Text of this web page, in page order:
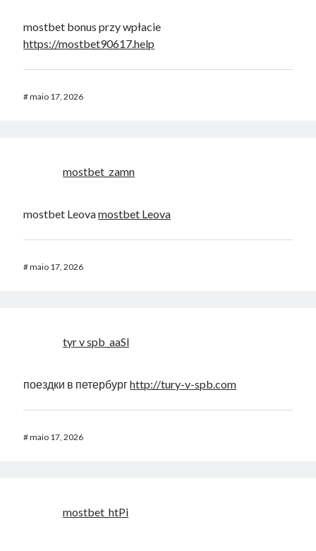
mostbet bonus przy wpłacie
https://mostbet90617.help
#maio 17, 2026
mostbet_zamn
mostbet Leovamostbet Leova
#maio 17, 2026
tyr v spb_aaSl
поездки в петербургhttp://tury-v-spb.com
#maio 17, 2026
mostbet_htPi